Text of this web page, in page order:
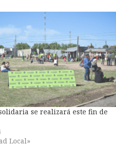
se realizará este fin de
Local»